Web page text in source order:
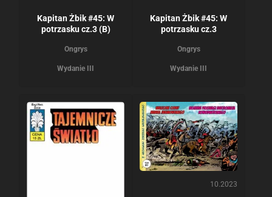
Kapitan Żbik #45: W
potrzasku cz.3 (B)
Ongrys
Wydanie III
Kapitan Żbik #45: W
potrzasku cz.3
Ongrys
Wydanie III
10.2023